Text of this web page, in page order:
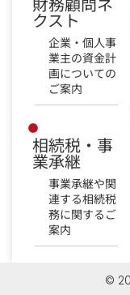
クスト
企業・個人事
業主の資金計
画についての
ご案内
相続税・事
業承継
事業承継や関
連する相続税
務に関するご
案内
©